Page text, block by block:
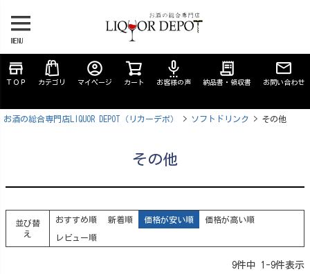
MENU
store
ＴＯＰ カテゴリ
account_circle
マイページ カート
settings_voice
お客様の声
receipt_long
納品書・領収書 お問い合わせ
お酒の総合専門店LIQUOR DEPOT（リカーデポ） ソフトドリンク その他
その他
並び替
え
おすすめ順 新着順 価格が安い順 価格が高い順
レビュー順
9件中 1 -9件表示